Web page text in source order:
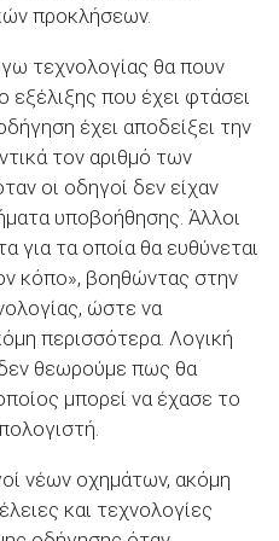
προκλήσεων.
τεχνολογίας θα πουν
που έχει φτάσει
έχει αποδείξει την
τον αριθμό των
οι οδηγοί δεν είχαν
υποβοήθησης. Άλλοι
για τα οποία θα ευθύνεται
κόπο», βοηθώντας στην
ώστε να
περισσότερα. Λογική
θεωρούμε πως θα
μπορεί να έχασε το
νέων οχημάτων, ακόμη
και τεχνολογίες